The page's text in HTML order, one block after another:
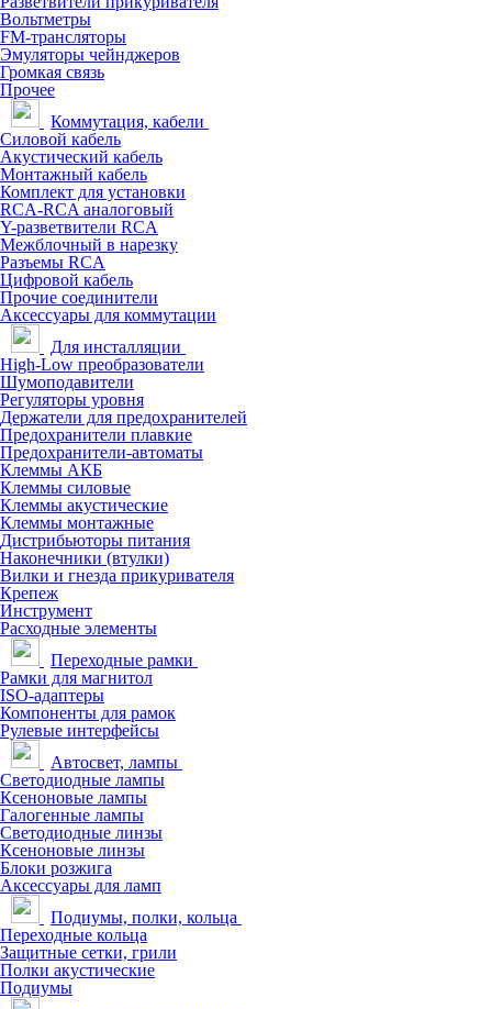
Вольтметры
FM-трансляторы
Эмуляторы чейнджеров
Громкая связь
Прочее
Коммутация, кабели
Силовой кабель
Акустический кабель
Монтажный кабель
Комплект для установки
RCA-RCA аналоговый
Y-разветвители RCA
Межблочный в нарезку
Разъемы RCA
Цифровой кабель
Прочие соединители
Аксессуары для коммутации
Для инсталляции
High-Low преобразователи
Шумоподавители
Регуляторы уровня
Держатели для предохранителей
Предохранители плавкие
Предохранители-автоматы
Клеммы АКБ
Клеммы силовые
Клеммы акустические
Клеммы монтажные
Дистрибьюторы питания
Наконечники (втулки)
Вилки и гнезда прикуривателя
Крепеж
Инструмент
Расходные элементы
Переходные рамки
Рамки для магнитол
ISO-адаптеры
Компоненты для рамок
Рулевые интерфейсы
Автосвет, лампы
Светодиодные лампы
Ксеноновые лампы
Галогенные лампы
Светодиодные линзы
Ксеноновые линзы
Блоки розжига
Аксессуары для ламп
Подиумы, полки, кольца
Переходные кольца
Защитные сетки, грили
Полки акустические
Подиумы